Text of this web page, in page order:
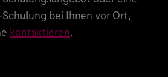
bei Ihnen vor Ort,
kontaktieren.